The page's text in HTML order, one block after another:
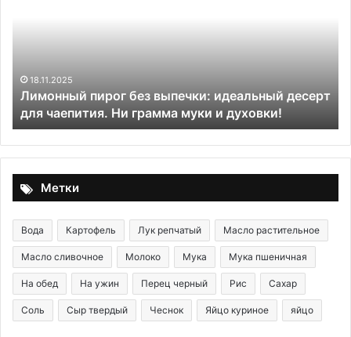
чаепития.
Ни
грамма
муки
и
духовки!
18.11.2025
Лимонный пирог без выпечки: идеальный десерт
для чаепития. Ни грамма муки и духовки!
Метки
Вода Картофель Лук репчатый Масло растительное
Масло сливочное Молоко Мука Мука пшеничная
На обед На ужин Перец черный Рис Сахар
Соль Сыр твердый Чеснок Яйцо куриное яйцо